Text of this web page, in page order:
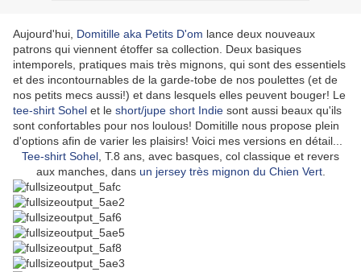
Aujourd'hui, Domitille aka Petits D'om lance deux nouveaux
patrons qui viennent étoffer sa collection. Deux basiques
intemporels, pratiques mais très mignons, qui sont des essentiels
et des incontournables de la garde-tobe de nos poulettes (et de
nos petits mecs aussi!) et dans lesquels elles peuvent bouger! Le
tee-shirt Sohel et le short/jupe short Indie sont aussi beaux qu'ils
sont confortables pour nos loulous! Domitille nous propose plein
d'options afin de varier les plaisirs! Voici mes versions en détail...
Tee-shirt Sohel , T.8 ans, avec basques, col classique et revers
aux manches, dans un jersey très mignon du Chien Vert.